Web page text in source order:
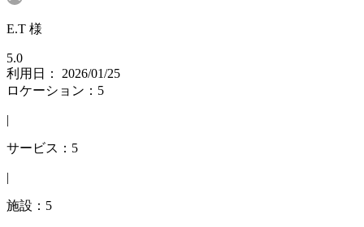
E.T 様
5.0
利用日： 2026/01/25
ロケーション：5
|
サービス：5
|
施設：5